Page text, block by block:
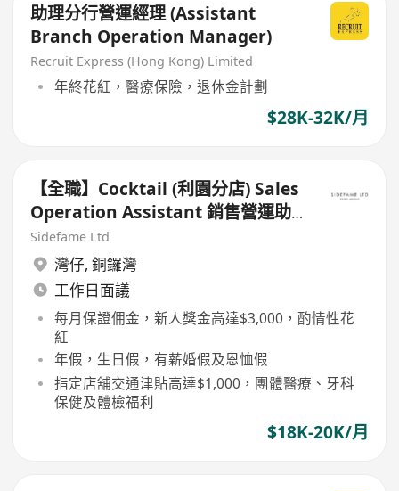
助理分行營運經理 (Assistant
Branch Operation Manager)
Recruit Express (Hong Kong) Limited
年終花紅，醫療保險，退休金計劃
$28K-32K/月
【全職】Cocktail (利園分店) Sales
Operation Assistant 銷售營運助
理
Sidefame Ltd
灣仔, 銅鑼灣
工作日面議
每月保證佣金，新人獎金高達$3,000，酌情性花
紅
年假，生日假，有薪婚假及恩恤假
指定店舖交通津貼高達$1,000，團體醫療、牙科
保健及體檢福利
$18K-20K/月